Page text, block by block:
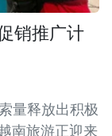
销推广计
量释放出积极
南旅游正迎来